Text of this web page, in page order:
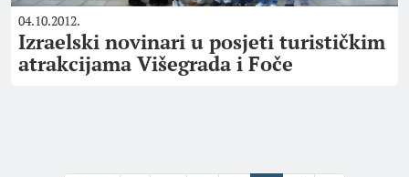
04.10.2012.
Izraelski novinari u posjeti turističkim
atrakcijama Višegrada i Foče